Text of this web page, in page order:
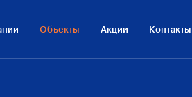
Объекты Акции Контакты